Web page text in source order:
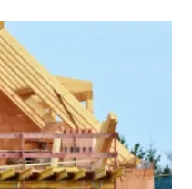
innen
und